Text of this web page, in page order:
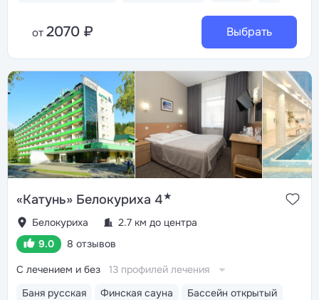
от 2070 ₽ Выбрать
«Катунь» Белокуриха 4★
Белокуриха
2.7 км до центра
9.0
8 отзывов
Баня русская Финская сауна
Бассейн открытый
С лечением и без 13 профилей лечения